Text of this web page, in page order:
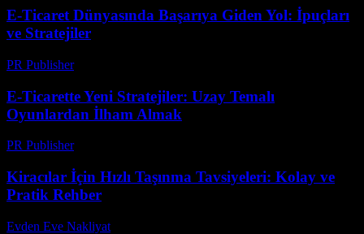
E-Ticaret Dünyasında Başarıya Giden Yol: İpuçları
ve Stratejiler
PR Publisher-
E-Ticarette Yeni Stratejiler: Uzay Temalı
Oyunlardan İlham Almak
PR Publisher-
Kiracılar İçin Hızlı Taşınma Tavsiyeleri: Kolay ve
Pratik Rehber
Evden Eve Nakliyat